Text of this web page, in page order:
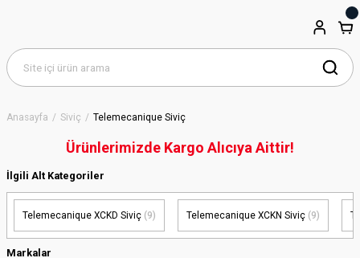
Anasayfa Siviç Telemecanique Siviç
Ürünlerimizde Kargo Alıcıya Aittir!
İlgili Alt Kategoriler
Telemecanique XCKD Siviç (9) Telemecanique XCKN Siviç (9)
Markalar